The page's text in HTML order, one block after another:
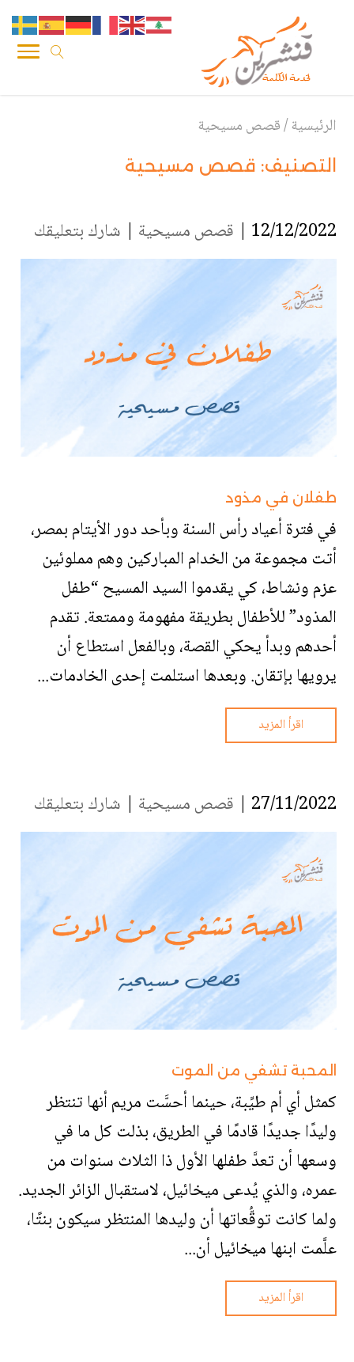
الرئيسية/قصص مسيحية
التصنيف: قصص مسيحية
12/12/2022 | قصص مسيحية | شارك بتعليقك
طفلان في مذود
في فترة أعياد رأس السنة وبأحد دور الأيتام بمصر،
أتت مجموعة من الخدام المباركين وهم مملوئين
عزم ونشاط، كي يقدموا السيد المسيح “طفل
المذود” للأطفال بطريقة مفهومة وممتعة. تقدم
أحدهم وبدأ يحكي القصة، وبالفعل استطاع أن
يرويها بإتقان. وبعدها استلمت إحدى الخادمات...
اقرأ المزيد
27/11/2022 | قصص مسيحية | شارك بتعليقك
المحبة تشفي من الموت
كمثل أي أم طيِّبة، حينما أحسَّت مريم أنها تنتظر
وليدًا جديدًا قادمًا في الطريق، بذلت كل ما في
وسعها أن تعدَّ طفلها الأول ذا الثلاث سنوات من
عمره، والذي يُدعى ميخائيل، لاستقبال الزائر الجديد.
ولما كانت توقُّعاتها أن وليدها المنتظر سيكون بنتًا،
علَّمت ابنها ميخائيل أن...
اقرأ المزيد